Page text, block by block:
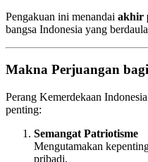
Pengakuan ini menandai akhir
bangsa Indonesia yang
Makna Perjuangan
Perang Kemerdekaan
penting:
Semangat Patriotisme
Mengutamakan
pribadi.